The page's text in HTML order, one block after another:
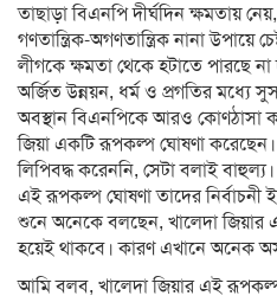
তাছাড়া বিএনপি দীর্ঘদিন ক্ষমতায়
গণতান্ত্রিক-অগণতান্ত্রিক নানা উপায়ে
লীগকে ক্ষমতা থেকে হটাতে পারছে না
অর্জিত উন্নয়ন, ধর্ম ও প্রগতির মধ্যে
অবস্থান বিএনপিকে আরও কোণঠাসা
জিয়া একটি রূপকল্প ঘোষণা করেছেন।
লিপিবদ্ধ করেননি, সেটা বলাই
এই রূপকল্প ঘোষণা তাদের
শুনে অনেকে বলছেন, খালেদা
হয়েই থাকবে। কারণ এখানে অনেক
আমি বলব, খালেদা জিয়ার এই